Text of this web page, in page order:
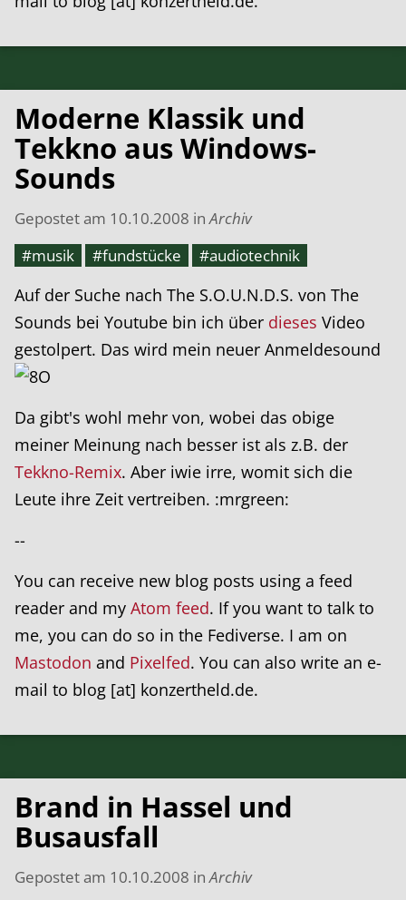
Moderne Klassik und
Tekkno aus Windows-
Sounds
Gepostet am 10.10.2008 inArchiv
#musik
#fundstücke
#audiotechnik
Auf der Suche nach The S.O.U.N.D.S. von The
Sounds bei Youtube bin ich über dieses Video
gestolpert. Das wird mein neuer Anmeldesound
Da gibt's wohl mehr von, wobei das obige
meiner Meinung nach besser ist als z.B. der
Tekkno-Remix. Aber iwie irre, womit sich die
Leute ihre Zeit vertreiben. :mrgreen:
--
You can receive new blog posts using a feed
reader and my Atom feed. If you want to talk to
me, you can do so in the Fediverse. I am on
Mastodon and Pixelfed. You can also write an e-
mail to blog [at] konzertheld.de.
Brand in Hassel und
Busausfall
Gepostet am 10.10.2008 inArchiv